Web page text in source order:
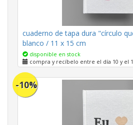
cuaderno de tapa dura "círculo
blanco / 11 x 15 cm
disponible en stock
compra y recíbelo entre el día 10 y el
-10%